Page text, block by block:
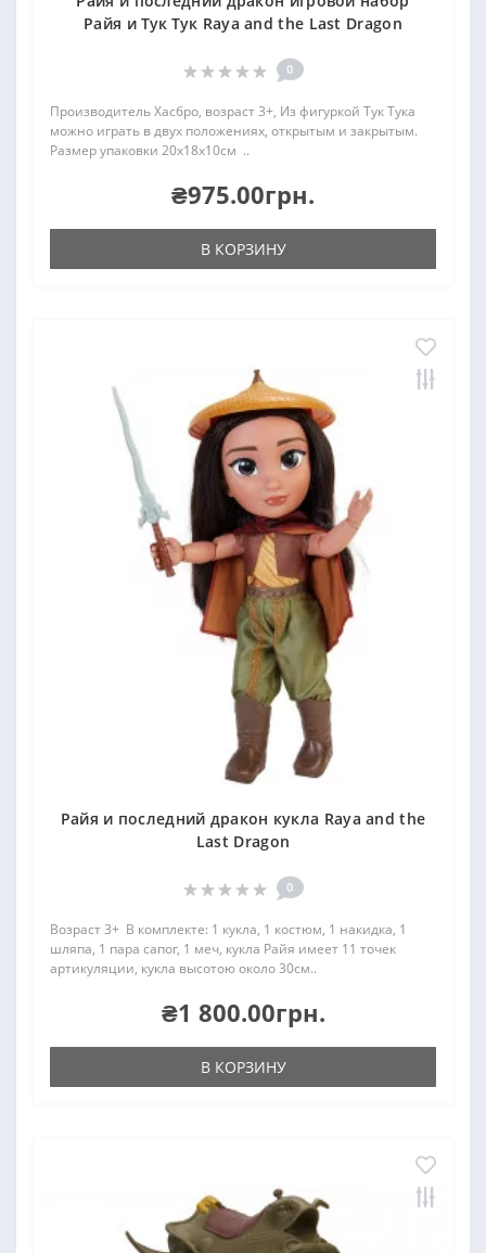
Райя и Тук Тук Raya and the Last Dragon
0
Производитель Хасбро, возраст 3+, Из фигуркой Тук Тука
можно играть в двух положениях, открытым и закрытым.
Размер упаковки 20х18х10см ..
₴975.00грн.
В КОРЗИНУ
Райя и последний дракон кукла Raya and the
Last Dragon
0
Возраст 3+ В комплекте: 1 кукла, 1 костюм, 1 накидка, 1
шляпа, 1 пара сапог, 1 меч, кукла Райя имеет 11 точек
артикуляции, кукла высотою около 30см..
₴1 800.00грн.
В КОРЗИНУ